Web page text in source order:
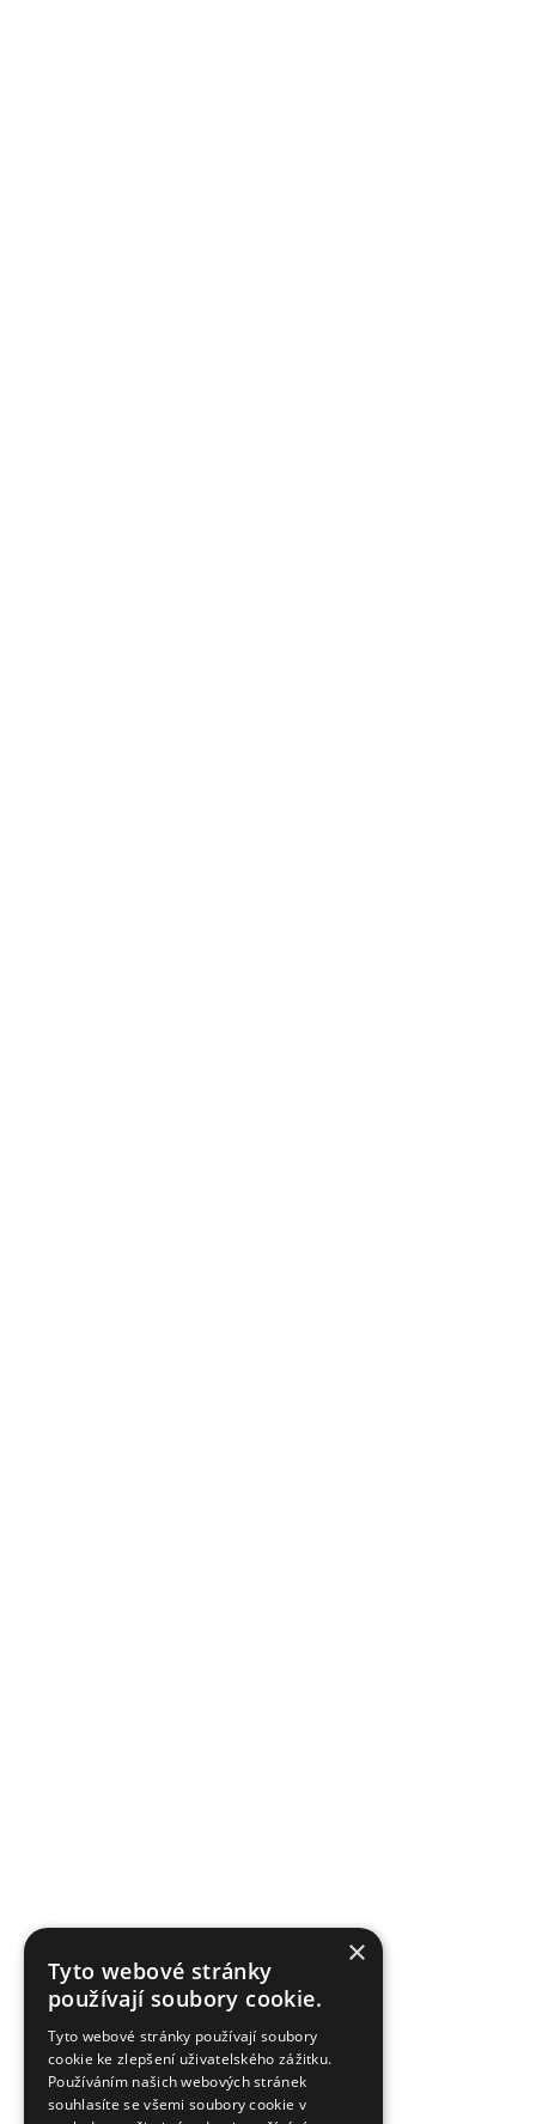
×
Tyto webové stránky
používají soubory cookie.
Tyto webové stránky používají soubory
cookie ke zlepšení uživatelského zážitku.
Používáním našich webových stránek
souhlasíte se všemi soubory cookie v